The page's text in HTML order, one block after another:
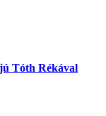
Tóth Rékával